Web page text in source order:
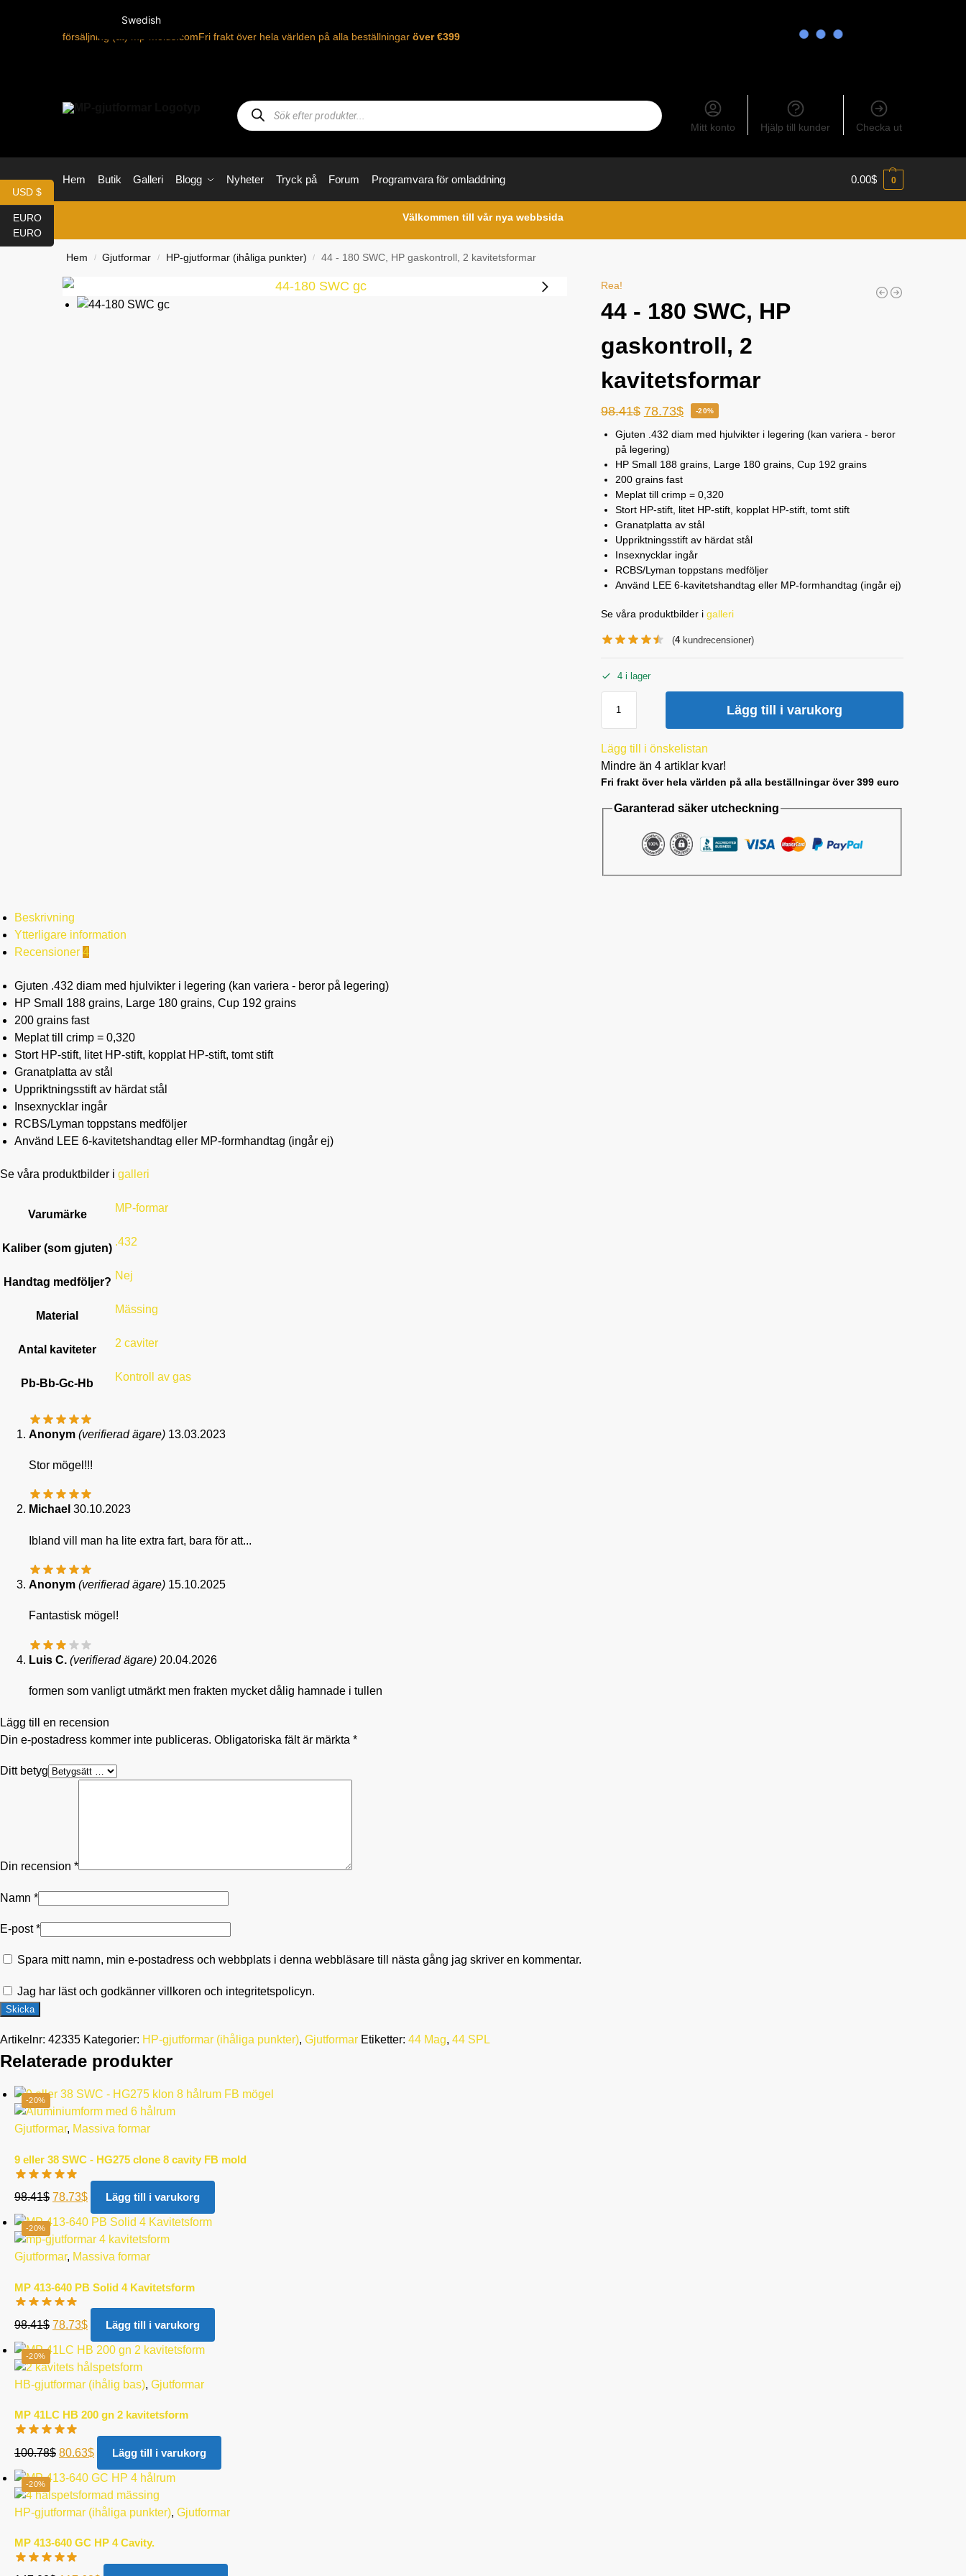
försäljning (at) mp-molds.comFri frakt över hela världen på alla beställningar över €399
Mitt konto Hjälp till kunder Checka ut
Hem Butik Galleri Blogg Nyheter Tryck på Forum Programvara för omladdning 0.00$ 0
Välkommen till vår nya webbsida
Hem / Gjutformar / HP-gjutformar (ihåliga punkter) / 44 - 180 SWC, HP gaskontroll, 2 kavitetsformar
Rea!
44 - 180 SWC, HP
gaskontroll, 2
kavitetsformar
98.41$ 78.73$ -20%
Gjuten .432 diam med hjulvikter i legering (kan variera - beror
på legering)
HP Small 188 grains, Large 180 grains, Cup 192 grains
200 grains fast
Meplat till crimp = 0,320
Stort HP-stift, litet HP-stift, kopplat HP-stift, tomt stift
Granatplatta av stål
Uppriktningsstift av härdat stål
Insexnycklar ingår
RCBS/Lyman toppstans medföljer
Använd LEE 6-kavitetshandtag eller MP-formhandtag (ingår ej)
Se våra produktbilder i galleri
(4kundrecensioner)
4 i lager
Lägg till i varukorg
Lägg till i önskelistan
Mindre än 4 artiklar kvar!
Fri frakt över hela världen på alla beställningar över 399 euro
Garanterad säker utcheckning
Beskrivning
Ytterligare information
Recensioner 4
Gjuten .432 diam med hjulvikter i legering (kan variera - beror på legering)
HP Small 188 grains, Large 180 grains, Cup 192 grains
200 grains fast
Meplat till crimp = 0,320
Stort HP-stift, litet HP-stift, kopplat HP-stift, tomt stift
Granatplatta av stål
Uppriktningsstift av härdat stål
Insexnycklar ingår
RCBS/Lyman toppstans medföljer
Använd LEE 6-kavitetshandtag eller MP-formhandtag (ingår ej)
Se våra produktbilder i galleri
Varumärke
MP-formar
Kaliber (som gjuten)
.432
Handtag medföljer?
Nej
Material
Mässing
Antal kaviteter
2 caviter
Pb-Bb-Gc-Hb
Kontroll av gas
Anonym (verifierad ägare) 13.03.2023
Stor mögel!!!
Michael 30.10.2023
Ibland vill man ha lite extra fart, bara för att...
Anonym (verifierad ägare) 15.10.2025
Fantastisk mögel!
Luis C. (verifierad ägare) 20.04.2026
formen som vanligt utmärkt men frakten mycket dålig hamnade i tullen
Lägg till en recension
Din e-postadress kommer inte publiceras. Obligatoriska fält är märkta *
Ditt betyg
Din recension *
Namn *
E-post*
Spara mitt namn, min e-postadress och webbplats i denna webbläsare till nästa gång jag skriver en kommentar.
Jag har läst och godkänner villkoren och integritetspolicyn.
Artikelnr: 42335 Kategorier: HP-gjutformar (ihåliga punkter), Gjutformar Etiketter: 44 Mag, 44 SPL
Relaterade produkter
-20%
Gjutformar, Massiva formar
9 eller 38 SWC - HG275 clone 8 cavity FB mold
98.41$ 78.73$ Lägg till i varukorg
-20%
Gjutformar, Massiva formar
MP 413-640 PB Solid 4 Kavitetsform
98.41$ 78.73$ Lägg till i varukorg
-20%
HB-gjutformar (ihålig bas), Gjutformar
MP 41LC HB 200 gn 2 kavitetsform
100.78$ 80.63$ Lägg till i varukorg
-20%
HP-gjutformar (ihåliga punkter), Gjutformar
MP 413-640 GC HP 4 Cavity.
USD $
EURO
EURO
Swedish